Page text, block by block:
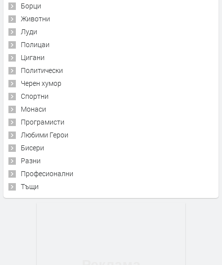
Борци
Животни
Луди
Полицаи
Цигани
Политически
Черен хумор
Спортни
Монаси
Програмисти
Любими Герои
Бисери
Разни
Професионални
Тъщи